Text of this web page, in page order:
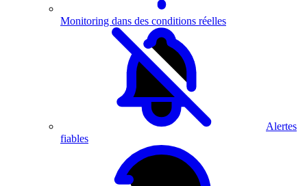
Monitoring dans des conditions réelles
Alertes
fiables